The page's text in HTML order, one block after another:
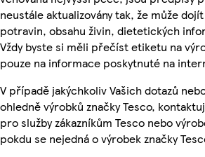
neustále aktualizovány tak, že může
potravin, obsahu živin, dietetických
Vždy byste si měli přečíst etiketu na
pouze na informace poskytnuté na
V případě jakýchkoliv Vašich dotazů
ohledně výrobků značky Tesco,
pro služby zákazníkům Tesco nebo
pokdu se nejedná o výrobek značky